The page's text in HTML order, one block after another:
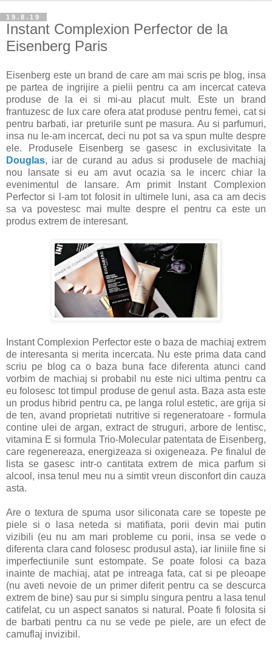
19.8.19
Instant Complexion Perfector de la
Eisenberg Paris
Eisenberg este un brand de care am mai scris pe blog, insa
pe partea de ingrijire a pielii pentru ca am incercat cateva
produse de la ei si mi-au placut mult. Este un brand
frantuzesc de lux care ofera atat produse pentru femei, cat si
pentru barbati, iar preturile sunt pe masura. Au si parfumuri,
insa nu le-am incercat, deci nu pot sa va spun multe despre
ele. Produsele Eisenberg se gasesc in exclusivitate la
Douglas, iar de curand au adus si produsele de machiaj
nou lansate si eu am avut ocazia sa le incerc chiar la
evenimentul de lansare. Am primit Instant Complexion
Perfector si l-am tot folosit in ultimele luni, asa ca am decis
sa va povestesc mai multe despre el pentru ca este un
produs extrem de interesant.
Instant Complexion Perfector este o baza de machiaj extrem
de interesanta si merita incercata. Nu este prima data cand
scriu pe blog ca o baza buna face diferenta atunci cand
vorbim de machiaj si probabil nu este nici ultima pentru ca
eu folosesc tot timpul produse de genul asta. Baza asta este
un produs hibrid pentru ca, pe langa rolul estetic, are grija si
de ten, avand proprietati nutritive si regeneratoare - formula
contine ulei de argan, extract de struguri, arbore de lentisc,
vitamina E si formula Trio-Molecular patentata de Eisenberg,
care regenereaza, energizeaza si oxigeneaza. Pe finalul de
lista se gasesc intr-o cantitata extrem de mica parfum si
alcool, insa tenul meu nu a simtit vreun disconfort din cauza
asta.
Are o textura de spuma usor siliconata care se topeste pe
piele si o lasa neteda si matifiata, porii devin mai putin
vizibili (eu nu am mari probleme cu porii, insa se vede o
diferenta clara cand folosesc produsul asta), iar liniile fine si
imperfectiunile sunt estompate. Se poate folosi ca baza
inainte de machiaj, atat pe intreaga fata, cat si pe pleoape
(nu aveti nevoie de un primer diferit pentru ca se descurca
extrem de bine) sau pur si simplu singura pentru a lasa tenul
catifelat, cu un aspect sanatos si natural. Poate fi folosita si
de barbati pentru ca nu se vede pe piele, are un efect de
camuflaj invizibil.